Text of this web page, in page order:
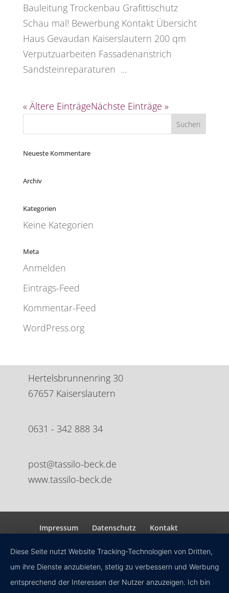
Bauleitung Trockenbau Grafittischutz
Schau mal! Bewerbung Kontakt Übersicht
Haus Gevaudan Kaiserslautern 200 qm
Verputzuarbeiten Fassadenanstrich
Sandsteinreparaturen ...
« Ältere EinträgeNächste Einträge »
Neueste Kommentare
Archiv
Kategorien
Keine Kategorien
Meta
Anmelden
Eintrags-Feed
Kommentar-Feed
WordPress.org
Hertelsbrunnenring 30
67657 Kaiserslautern
0631 - 342 888 34
post@tassilo-beck.de
www.tassilo-beck.de
Impressum Datenschutz Kontakt
Diese Seite nutzt Website Tracking-Technologien von Dritten,
um ihre Dienste anzubieten, stetig zu verbessern und Werbung
entsprechend der Interessen der Nutzer anzuzeigen. Ich bin